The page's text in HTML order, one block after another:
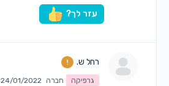
עזר לך?
רחל ש.
גרפיקה חברה 24/01/2022 ב7:00 pm